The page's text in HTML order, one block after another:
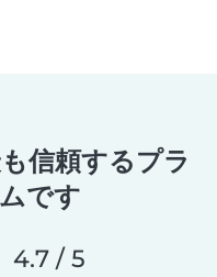
信頼するプラ
です
4.7 / 5